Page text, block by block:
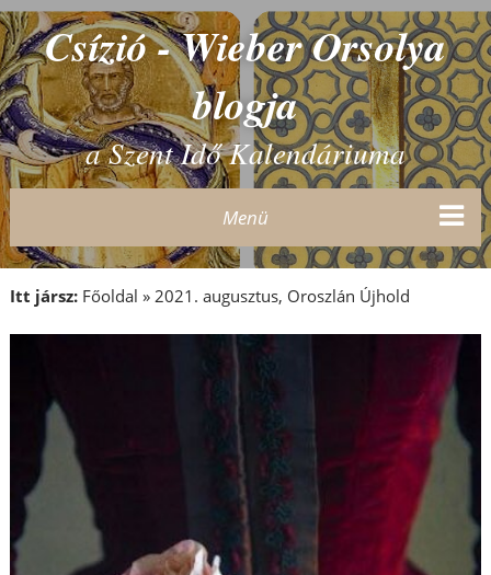
Csízió - Wieber Orsolya
blogja
a Szent Idő Kalendáriuma
Menü
Itt jársz: Főoldal » 2021. augusztus, Oroszlán Újhold